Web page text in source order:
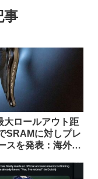
事
大ロールアウト距
SRAMに対しプレ
スを発表：海外サ